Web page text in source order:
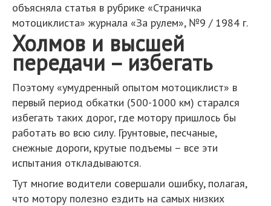
объясняла статья в рубрике «Страничка
мотоциклиста» журнала «За рулем», №9 / 1984 г.
Холмов и высшей
передачи – избегать
Поэтому «умудренный опытом мотоциклист» в
первый период обкатки (500-1000 км) старался
избегать таких дорог, где мотору пришлось бы
работать во всю силу. Грунтовые, песчаные,
снежные дороги, крутые подъемы – все эти
испытания откладываются.
Тут многие водители совершали ошибку, полагая,
что мотору полезно ездить на самых низких